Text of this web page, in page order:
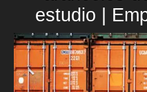
estudio |